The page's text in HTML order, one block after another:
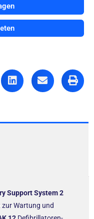
Support System 2
Wartung und